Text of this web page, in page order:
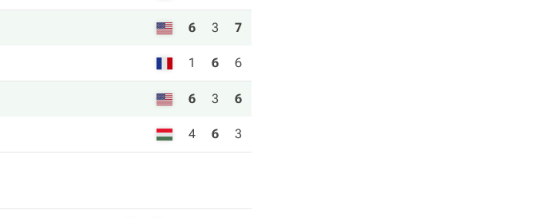
6 3 7
1 6 6
6 3 6
4 6 3